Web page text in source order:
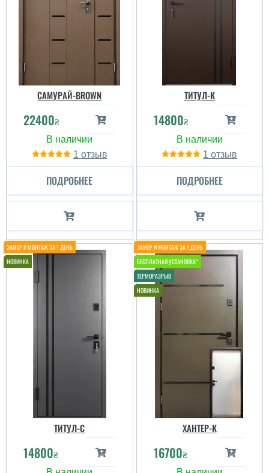
САМУРАЙ-BROWN
22400₴
1
ПОДРОБНЕЕ
ТИТУЛ-К
14800₴
1
ПОДРОБНЕЕ
ТИТУЛ-C
14800₴
ХАНТЕР-К
16700₴